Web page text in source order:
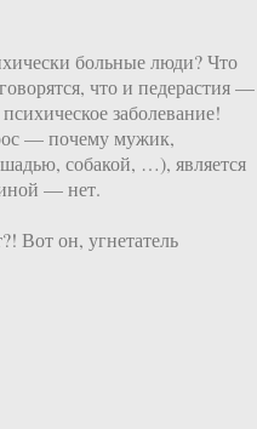
больные люди? Что
что и педерастия —
заболевание!
— почему мужик,
собакой, …), является
— нет.
Вот он, угнетатель